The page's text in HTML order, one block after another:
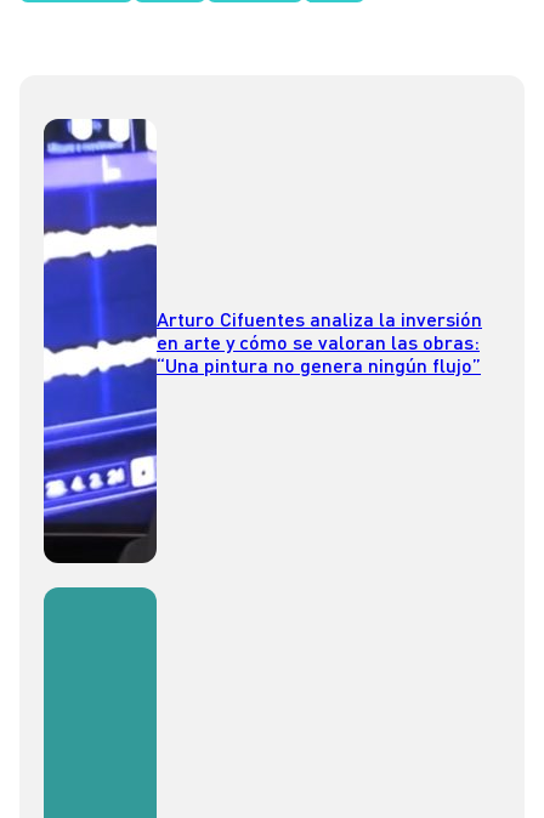
Arturo Cifuentes analiza la inversión
en arte y cómo se valoran las obras:
“Una pintura no genera ningún flujo”